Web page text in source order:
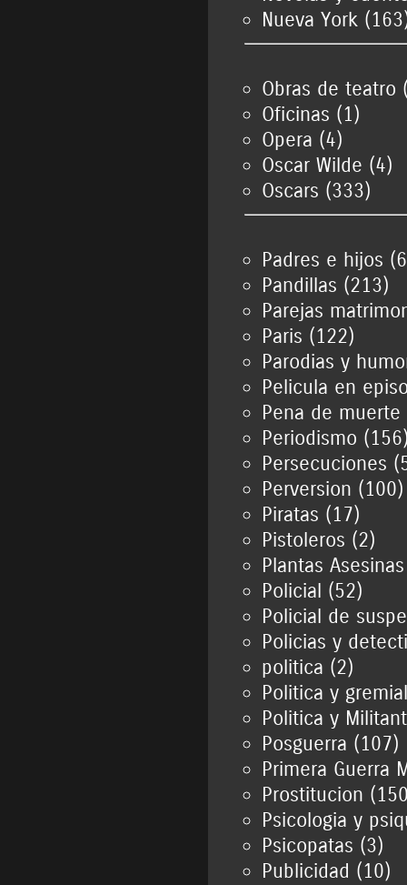
Nueva York
Obras de teatro
Oficinas (1)
Opera (4)
Oscar Wilde (4)
Oscars (333)
Padres e hijos
Pandillas (213)
Parejas
Paris (122)
Parodias y
Pelicula en
Pena de muerte
Periodismo
Persecuciones
Perversion (100)
Piratas (17)
Pistoleros (2)
Plantas
Policial (52)
Policial de
Policias y
politica (2)
Politica y
Politica y
Posguerra (107)
Primera Guerra
Prostitucion
Psicologia y
Psicopatas (3)
Publicidad (10)